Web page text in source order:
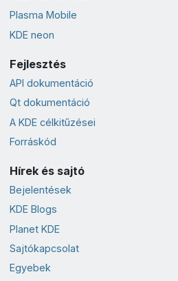
Plasma Mobile
KDE neon
Fejlesztés
API dokumentáció
Qt dokumentáció
A KDE célkitűzései
Forráskód
Hírek és sajtó
Bejelentések
KDE Blogs
Planet KDE
Sajtókapcsolat
Egyebek